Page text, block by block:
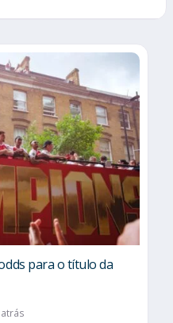
para o título da